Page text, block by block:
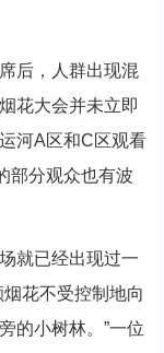
后，人群出现混
花大会并未立即
河A区和C区观看
部分观众也有波
就已经出现过一
花不受控制地向
的小树林。”一位